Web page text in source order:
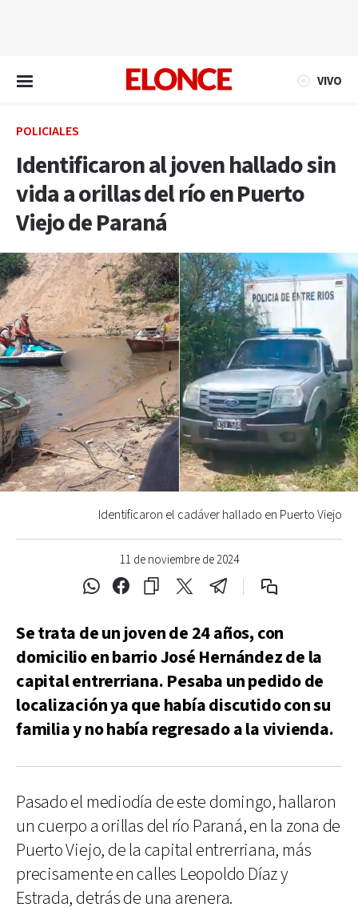
VIVO
POLICIALES
Identificaron al joven hallado sin
vida a orillas del río en Puerto
Viejo de Paraná
11 de noviembre de 2024
Identificaron el cadáver hallado en Puerto Viejo
Se trata de un joven de 24 años, con
domicilio en barrio José Hernández de la
capital entrerriana. Pesaba un pedido de
localización ya que había discutido con su
familia y no había regresado a la vivienda.
Pasado el mediodía de este domingo, hallaron
un cuerpo a orillas del río Paraná, en la zona de
Puerto Viejo, de la capital entrerriana, más
precisamente en calles Leopoldo Díaz y
Estrada, detrás de una arenera.